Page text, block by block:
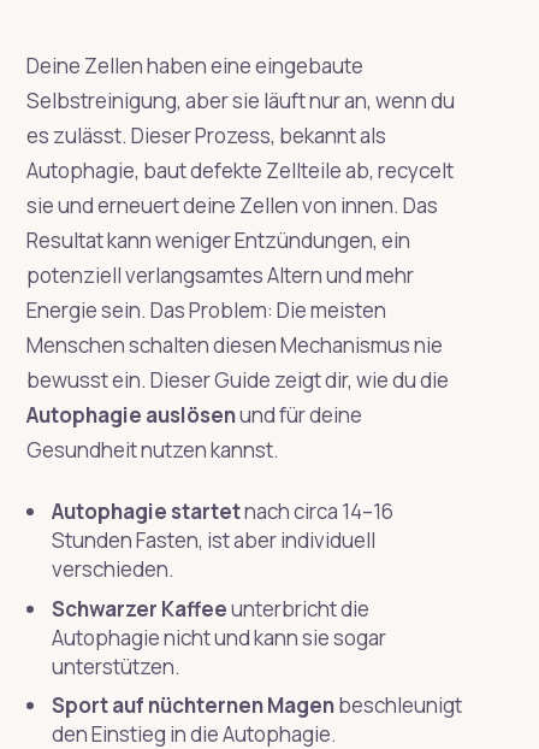
Deine Zellen haben eine eingebaute
Selbstreinigung, aber sie läuft nur an, wenn du
es zulässt. Dieser Prozess, bekannt als
Autophagie, baut defekte Zellteile ab, recycelt
sie und erneuert deine Zellen von innen. Das
Resultat kann weniger Entzündungen, ein
potenziell verlangsamtes Altern und mehr
Energie sein. Das Problem: Die meisten
Menschen schalten diesen Mechanismus nie
bewusst ein. Dieser Guide zeigt dir, wie du die
Autophagie auslösenund für deine
Gesundheit nutzen kannst.
Autophagie startetnach circa 14–16
Stunden Fasten, ist aber individuell
verschieden.
Schwarzer Kaffeeunterbricht die
Autophagie nicht und kann sie sogar
unterstützen.
Sport auf nüchternen Magenbeschleunigt
den Einstieg in die Autophagie.